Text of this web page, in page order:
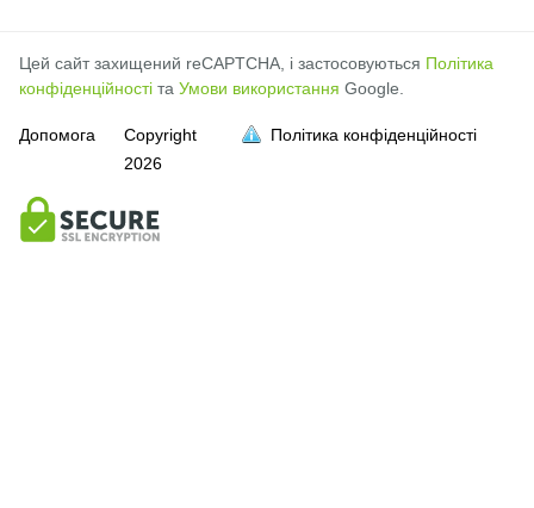
Цей сайт захищений reCAPTCHA, і застосовуються Політика
конфіденційності та Умови використання Google.
Допомога
Copyright
2026
Політика конфіденційності